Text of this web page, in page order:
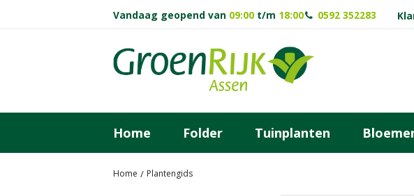
Home Plantengids
Vandaag geopend van 09:00 t/m 18:00 0592 352283
Home Folder Tuinplanten